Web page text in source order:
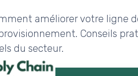
améliorer votre ligne
Conseils
du secteur.